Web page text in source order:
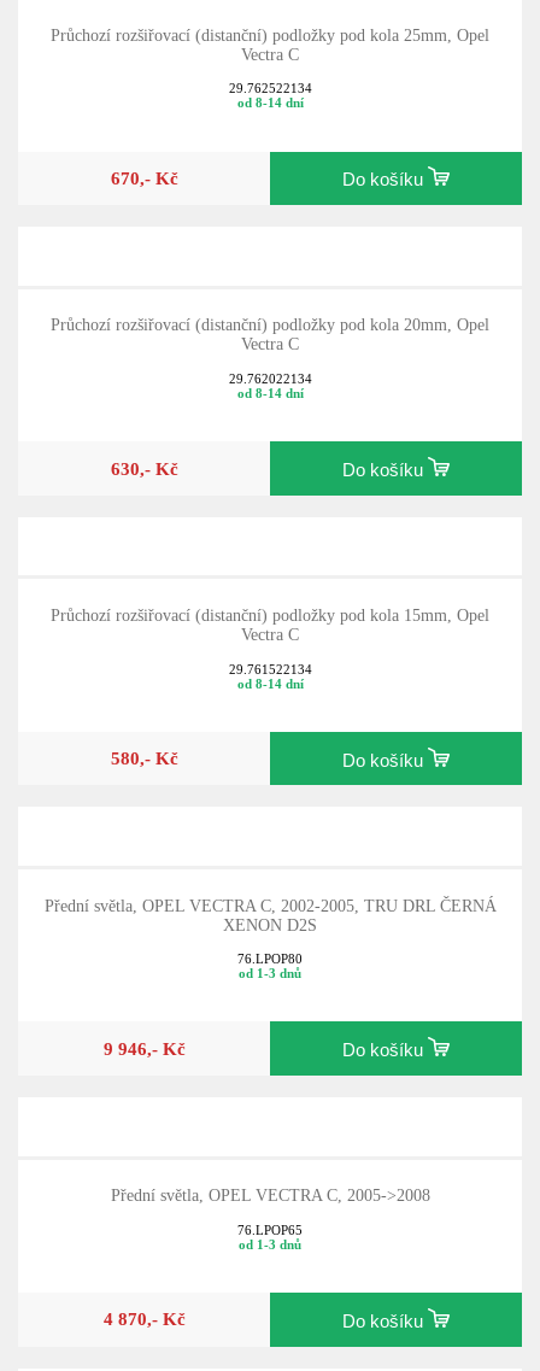
Průchozí rozšiřovací (distanční) podložky pod kola 25mm, Opel
Vectra C
29.762522134
od 8-14 dní
670,- Kč Do košíku
Průchozí rozšiřovací (distanční) podložky pod kola 20mm, Opel
Vectra C
29.762022134
od 8-14 dní
630,- Kč Do košíku
Průchozí rozšiřovací (distanční) podložky pod kola 15mm, Opel
Vectra C
29.761522134
od 8-14 dní
580,- Kč Do košíku
Přední světla, OPEL VECTRA C, 2002-2005, TRU DRL ČERNÁ
XENON D2S
76.LPOP80
od 1-3 dnů
9 946,- Kč Do košíku
Přední světla, OPEL VECTRA C, 2005->2008
76.LPOP65
od 1-3 dnů
4 870,- Kč Do košíku